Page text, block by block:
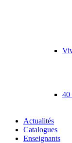
40
Actualités
Catalogues
Enseignants